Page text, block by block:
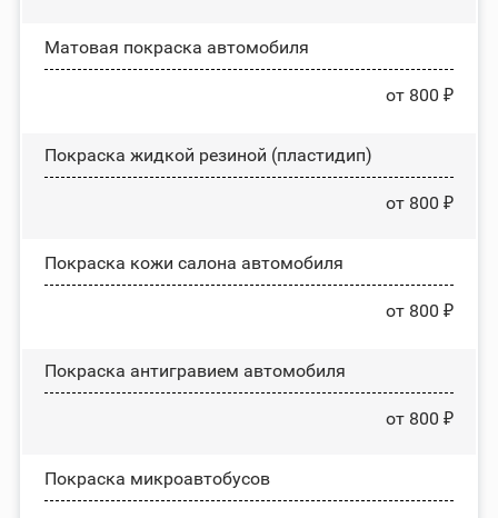
Матовая покраска автомобиля
от 800 ₽
Покраска жидкой резиной (пластидип)
от 800 ₽
Покраска кожи салона автомобиля
от 800 ₽
Покраска антигравием автомобиля
от 800 ₽
Покраска микроавтобусов